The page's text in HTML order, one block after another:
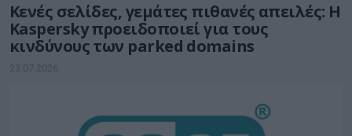
Κενές σελίδες, γεμάτες πιθανές απειλές: Η
Kaspersky προειδοποιεί για τους
κινδύνους των parked domains
23.07.2026